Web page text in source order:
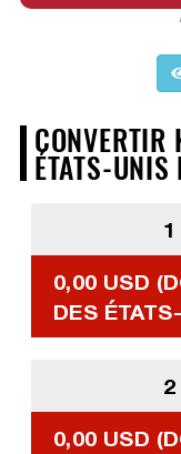
CONVERTIR
ÉTATS-
1
0,00 USD
DES
2
0,00 USD